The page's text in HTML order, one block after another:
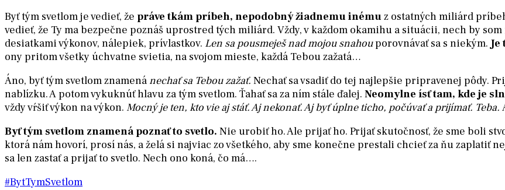
Byť tým svetlom je vedieť, že práve tkám príbeh, nepodobný žiadnemu inému z ostatných miliárd
vedieť, že Ty ma bezpečne poznáš uprostred tých miliárd. Vždy, v každom okamihu a situácii, nech by
desiatkami výkonov, nálepiek, prívlastkov. Len sa pousmeješ nad mojou snahouporovnávať sa s niekým.
ony pritom všetky úchvatne svietia, na svojom mieste, každá Tebou zažatá…
Áno, byť tým svetlom znamenánechať sa Tebou zažať. Nechať sa vsadiť do tej najlepšie pripravenej pôdy.
nablízku. A potom vykuknúť hlavu za tým svetlom. Ťahať sa za ním stále ďalej. Neomylne ísť tam, kde je
vždy vŕšiť výkon na výkon. Mocný je ten, kto vie aj stáť. Aj nekonať. Aj byť úplne ticho, počúvať a prijímať. Teba.
Byť tým svetlom znamená poznať to svetlo. Nie urobiť ho. Ale prijať ho. Prijať skutočnosť, že sme boli
ktorá nám hovorí, prosí nás, a želá si najviac zo všetkého, aby sme konečne prestali chcieť za ňu zaplatiť
sa len zastať a prijať to svetlo. Nech ono koná, čo má….
#BytTymSvetlom